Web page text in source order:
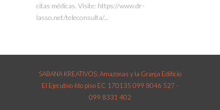
citas médicas. Visite: https://www.dr-
lasso.net/teleconsulta/...
SABANA KREATIVOS: Amazonas y la Granja Edificio
El Ejecutivo 6to piso EC 170135 099 8046 527 -
099 8331 402